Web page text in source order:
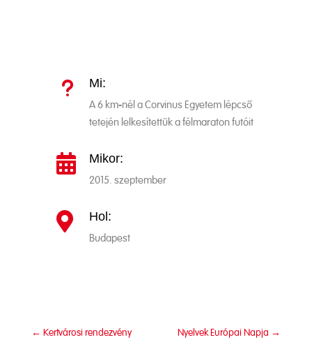
u Mi:
A 6 km-nél a Corvinus Egyetem lépcső
tetején lelkesítettük a félmaraton futóit
 Mikor:
2015. szeptember
 Hol:
Budapest
← Kertvárosi rendezvény Nyelvek Európai Napja →